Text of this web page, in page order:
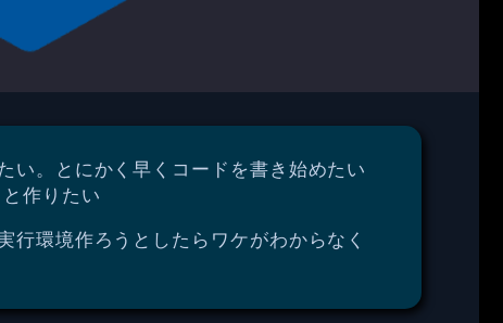
い。とにかく早くコードを書き始めたい
作りたい
行環境作ろうとしたらワケがわからなく